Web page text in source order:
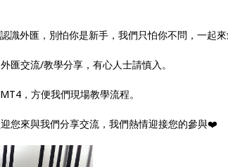
識外匯，別怕你是新手，我們只怕你不問，一起來
交流/教學分享，有心人士請慎入。
，方便我們現場教學流程。
您來與我們分享交流，我們熱情迎接您的參與❤️